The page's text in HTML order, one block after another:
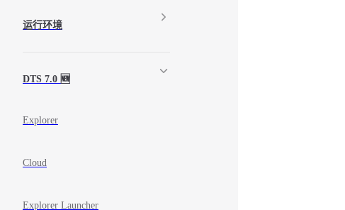
运行环境
DTS 7.0 🆕
Explorer
Cloud
Explorer Launcher